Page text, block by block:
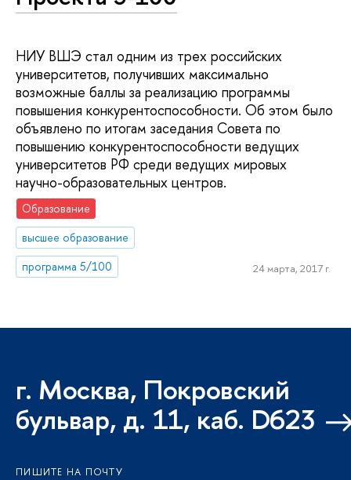
НИУ ВШЭ стал одним из трех российских
университетов, получивших максимально
возможные баллы за реализацию программы
повышения конкурентоспособности. Об этом было
объявлено по итогам заседания Совета по
повышению конкурентоспособности ведущих
университетов РФ среди ведущих мировых
научно-образовательных центров.
Образование
высшее образование
программа 5/100
24 марта, 2017 г.
г. Москва, Покровский
бульвар, д. 11, каб. D623
ПИШИТЕ НА ПОЧТУ